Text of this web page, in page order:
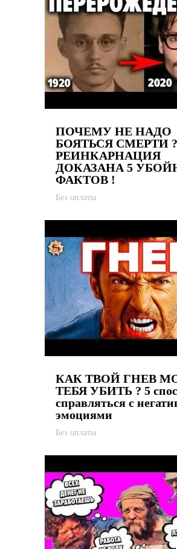
ПОЧЕМУ НЕ НАДО
БОЯТЬСЯ СМЕРТИ ?
РЕИНКАРНАЦИЯ
ДОКАЗАНА 5
ФАКТОВ !
Без оплаты
КАК ТВОЙ ГНЕВ
ТЕБЯ УБИТЬ ? 5
справляться с
эмоциями
Без оплаты